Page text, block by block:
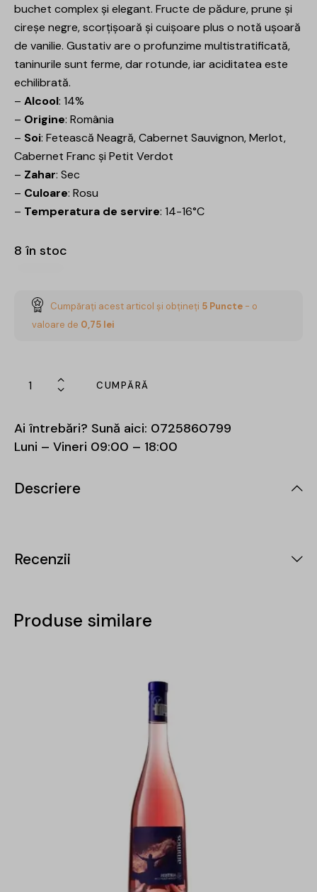
buchet complex și elegant. Fructe de pădure, prune și
cireșe negre, scorțișoară și cuișoare plus o notă ușoară
de vanilie. Gustativ are o profunzime multistratificată,
taninurile sunt ferme, dar rotunde, iar aciditatea este
echilibrată.
– Alcool: 14%
– Origine: România
– Soi: Fetească Neagră, Cabernet Sauvignon, Merlot,
Cabernet Franc și Petit Verdot
– Zahar: Sec
– Culoare: Rosu
– Temperatura de servire: 14-16°C
8 în stoc
Cumpărați acest articol și obțineți 5 Puncte - o
valoare de 0,75 lei
CUMPĂRĂ
Ai întrebări? Sună aici: 0725860799
Luni – Vineri 09:00 – 18:00
Descriere
Recenzii
Produse similare